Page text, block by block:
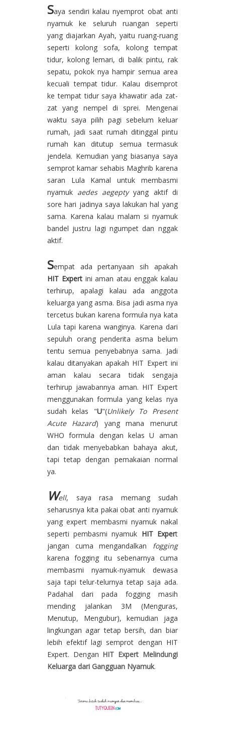
Saya sendiri kalau nyemprot obat anti
nyamuk ke seluruh ruangan seperti
yang diajarkan Ayah, yaitu ruang-ruang
seperti kolong sofa, kolong tempat
tidur, kolong lemari, di balik pintu, rak
sepatu, pokok nya hampir semua area
kecuali tempat tidur. Kalau disemprot
ke tempat tidur saya khawatir ada zat-
zat yang nempel di sprei. Mengenai
waktu saya pilih pagi sebelum keluar
rumah, jadi saat rumah ditinggal pintu
rumah kan ditutup semua termasuk
jendela. Kemudian yang biasanya saya
semprot kamar sehabis Maghrib karena
saran Lula Kamal untuk membasmi
nyamuk aedes aegeptyyang aktif di
sore hari jadinya saya lakukan hal yang
sama. Karena kalau malam si nyamuk
bandel justru lagi ngumpet dan nggak
aktif.
Sempat ada pertanyaan sih apakah
HIT Expertini aman atau enggak kalau
terhirup, apalagi kalau ada anggota
keluarga yang asma. Bisa jadi asma nya
tercetus bukan karena formula nya kata
Lula tapi karena wanginya. Karena dari
sepuluh orang penderita asma belum
tentu semua penyebabnya sama. Jadi
kalau ditanyakan apakah HIT Expert ini
aman kalau secara tidak sengaja
terhirup jawabannya aman. HIT Expert
menggunakan formula yang kelas nya
sudah kelas "U"(Unlikely To Present
Acute Hazard) yang mana menurut
WHO formula dengan kelas U aman
dan tidak menyebabkan bahaya akut,
tapi tetap dengan pemakaian normal
ya.
Well, saya rasa memang sudah
seharusnya kita pakai obat anti nyamuk
yang expert membasmi nyamuk nakal
seperti pembasmi nyamuk HIT Expert
jangan cuma mengandalkan fogging
karena fogging itu sebenarnya cuma
membasmi nyamuk-nyamuk dewasa
saja tapi telur-telurnya tetap saja ada.
Padahal dari pada fogging masih
mending jalankan 3M (Menguras,
Menutup, Mengubur), kemudian jaga
lingkungan agar tetap bersih, dan biar
lebih efektif lagi semprot dengan HIT
Expert. Dengan HIT Expert Melindungi
Keluarga dari Gangguan Nyamuk.